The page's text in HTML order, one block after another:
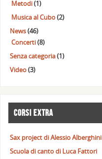
Metodi(1)
Musica al Cubo(2)
News(46)
Concerti(8)
Senza categoria(1)
Video(3)
CORSI EXTRA
Sax project di Alessio Alberghini
Scuola di canto di Luca Fattori